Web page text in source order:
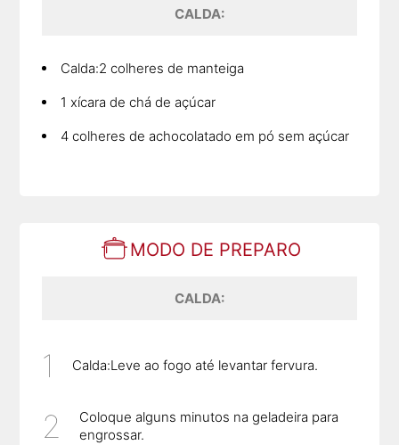
CALDA:
Calda:2 colheres de manteiga
1 xícara de chá de açúcar
4 colheres de achocolatado em pó sem açúcar
MODO DE PREPARO
CALDA:
Calda:Leve ao fogo até levantar fervura.
Coloque alguns minutos na geladeira para
engrossar.